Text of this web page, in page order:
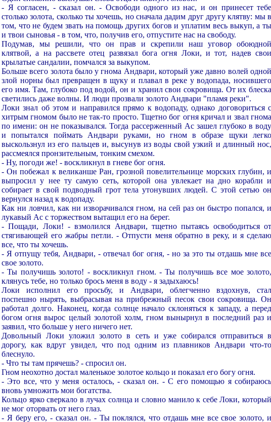
- Я согласен, - сказал он. - Освободи одного из нас, и он принесет тебе
столько золота, сколько ты хочешь, но сначала дадим друг другу клятву: мы в
том, что не будем звать на помощь других богов и уплатим весь выкуп, а ты
и твои сыновья - в том, что, получив его, отпустите нас на свободу.
Подумав, мы решили, что он прав и скрепили наш уговор обоюдной
клятвой, а на рассвете отец развязал бога огня Локи, и тот, надев свои
крылатые сандалии, помчался за выкупом.
Больше всего золота было у гнома Андвари, который уже давно волей одной
злой норны был превращен в щуку и плавал в реке у водопада, носившего
его имя. Там, глубоко под водой, он и хранил свои сокровища. От их блеска
светились даже волны. И люди прозвали золото Андвари "пламя реки".
Локи знал об этом и направился прямо к водопаду, однако договориться с
хитрым гномом было не так-то просто. Тщетно бог огня кричал и звал гнома
по имени: он не показывался. Тогда рассерженный Ас зашел глубоко в воду
и попытался поймать Андвари руками, но гном в образе щуки легко
выскользнул из его пальцев и, высунув из воды свой узкий и длинный нос,
рассмеялся пронзительным, тонким смехом.
- Ну, погоди же! - воскликнул в гневе бог огня.
- Он побежал к великанше Ран, грозной повелительнице морских глубин, и
выпросил у нее ту самую сеть, которой она увлекает на дно корабли и
собирает в свой подводный грот тела утонувших людей. С этой сетью он
вернулся назад к водопаду.
Как ни ловчил, как ни изворачивался гном, на сей раз он быстро попался, и
лукавый Ас с торжеством вытащил его на берег.
- Пощади, Локи! - взмолился Андвари, тщетно пытаясь освободиться от
стягивающей его жабры петли. - Отпусти меня обратно в реку, и я сделаю
все, что ты хочешь.
- Я отпущу тебя, Андвари, - отвечал бог огня, - но за это ты отдашь мне все
свое золото.
- Ты получишь золото! - воскликнул гном. - Ты получишь все мое золото,
клянусь тебе, но только брось меня в воду - я задыхаюсь!
Локи исполнил его просьбу, и Андвари, облегченно вздохнув, стал
поспешно нырять, выбрасывая на прибрежный песок свои сокровища. Он
работал долго. Наконец, когда солнце начало склоняться к западу, а перед
богом огня вырос целый золотой холм, гном вынырнул в последний раз и
заявил, что больше у него ничего нет.
Довольный Локи уложил золото в сеть и уже собирался отправиться в
дорогу, как вдруг увидел, что под одним из плавников Андвари что-то
блеснуло.
- Что ты там прячешь? - спросил он.
Гном неохотно достал маленькое золотое кольцо и показал его богу огня.
- Это все, что у меня осталось, - сказал он. - С его помощью я собираюсь
вновь умножить мои богатства.
Кольцо ярко сверкало в лучах солнца и словно манило к себе Локи, который
не мог оторвать от него глаз.
- Я беру его, - сказал он. - Ты поклялся, что отдашь мне все свое золото, и